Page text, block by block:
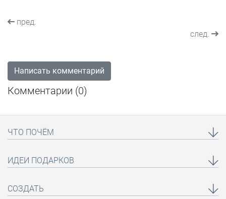
пред.
след.
Написать комментарий
Комментарии (0)
ЧТО ПОЧЁМ
ИДЕИ ПОДАРКОВ
СОЗДАТЬ